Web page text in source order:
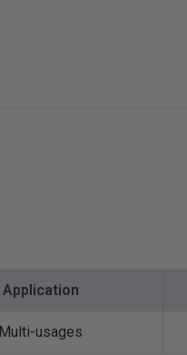
Application
Multi-usages